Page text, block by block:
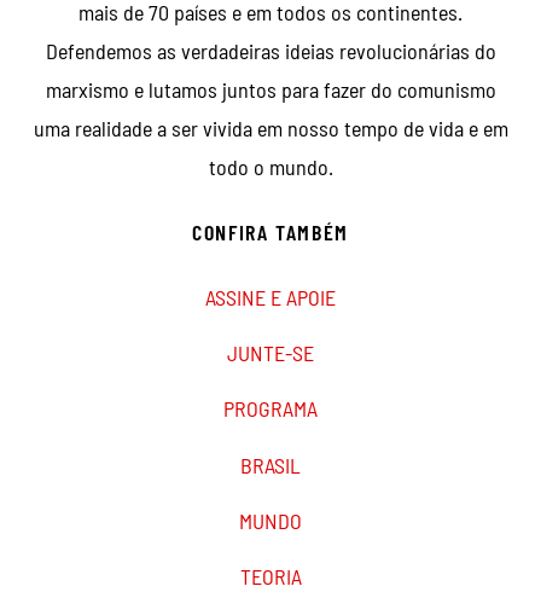
mais de 70 países e em todos os continentes.
Defendemos as verdadeiras ideias revolucionárias do
marxismo e lutamos juntos para fazer do comunismo
uma realidade a ser vivida em nosso tempo de vida e em
todo o mundo.
CONFIRA TAMBÉM
ASSINE E APOIE
JUNTE-SE
PROGRAMA
BRASIL
MUNDO
TEORIA